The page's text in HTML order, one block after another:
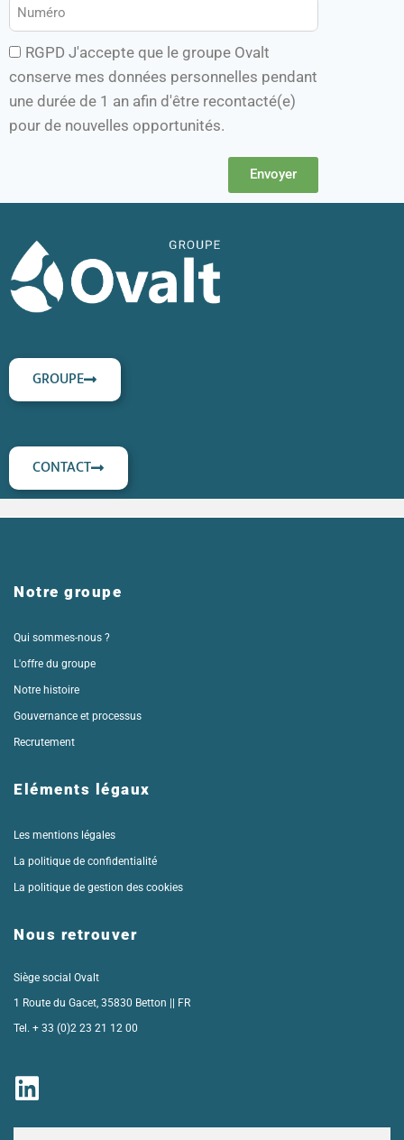
RGPD J'accepte que le groupe Ovalt
conserve mes données personnelles pendant
une durée de 1 an afin d'être recontacté(e)
pour de nouvelles opportunités.
Envoyer
GROUPE
CONTACT
Notre groupe
Qui sommes-nous ?
L'offre du groupe
Notre histoire
Gouvernance et processus
Recrutement
Eléments légaux
Les mentions légales
La politique de confidentialité
La politique de gestion des cookies
Nous retrouver
Siège social Ovalt
1 Route du Gacet, 35830 Betton || FR
Tel. + 33 (0)2 23 21 12 00